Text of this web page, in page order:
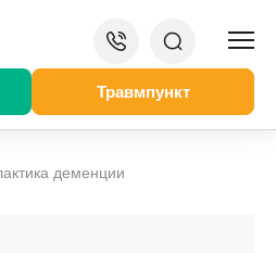
Травмпункт
деменции